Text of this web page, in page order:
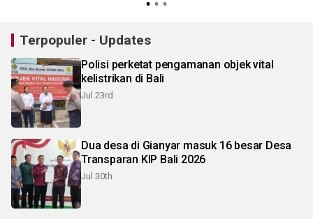
Terpopuler - Updates
Polisi perketat pengamanan objek vital
kelistrikan di Bali
Jul 23rd
Dua desa di Gianyar masuk 16 besar Desa
Transparan KIP Bali 2026
Jul 30th